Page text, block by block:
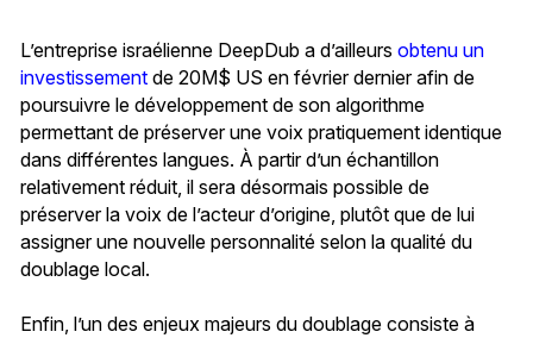
L’entreprise israélienne DeepDub a d’ailleurs obtenu un
investissement de 20M$ US en février dernier afin de
poursuivre le développement de son algorithme
permettant de préserver une voix pratiquement identique
dans différentes langues. À partir d’un échantillon
relativement réduit, il sera désormais possible de
préserver la voix de l’acteur d’origine, plutôt que de lui
assigner une nouvelle personnalité selon la qualité du
doublage local.
Enfin, l’un des enjeux majeurs du doublage consiste à